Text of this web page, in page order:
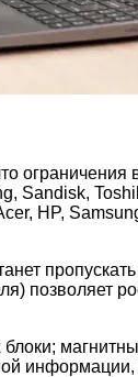
Sandisk,
HP,
позволяет